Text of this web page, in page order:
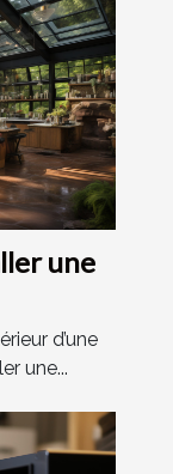
une
d’une
une...